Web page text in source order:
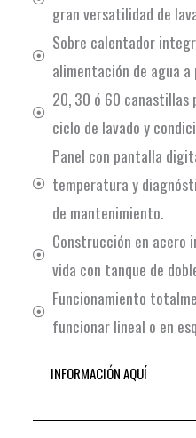
gran versatilidad de
Sobre calentador
alimentación de agua
20, 30 ó 60 canastillas
ciclo de lavado y
Panel con pantalla
temperatura y
de mantenimiento.
Construcción en acero
vida con tanque de
Funcionamiento
funcionar lineal o en
INFORMACIÓN AQUÍ